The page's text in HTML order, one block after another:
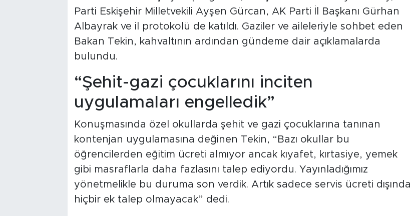
Parti Eskişehir Milletvekili Ayşen Gürcan, AK Parti İl Başkanı Gürhan
Albayrak ve il protokolü de katıldı. Gaziler ve aileleriyle sohbet eden
Bakan Tekin, kahvaltının ardından gündeme dair açıklamalarda
bulundu.
“Şehit-gazi çocuklarını inciten
uygulamaları engelledik”
Konuşmasında özel okullarda şehit ve gazi çocuklarına tanınan
kontenjan uygulamasına değinen Tekin, “Bazı okullar bu
öğrencilerden eğitim ücreti almıyor ancak kıyafet, kırtasiye, yemek
gibi masraflarla daha fazlasını talep ediyordu. Yayınladığımız
yönetmelikle bu duruma son verdik. Artık sadece servis ücreti dışında
hiçbir ek talep olmayacak” dedi.